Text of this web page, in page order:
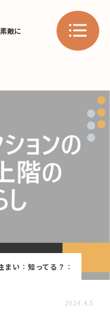
敵に
学び・教育
HAREL
活用事例
まい ： 知ってる？ ：
2024.4.5